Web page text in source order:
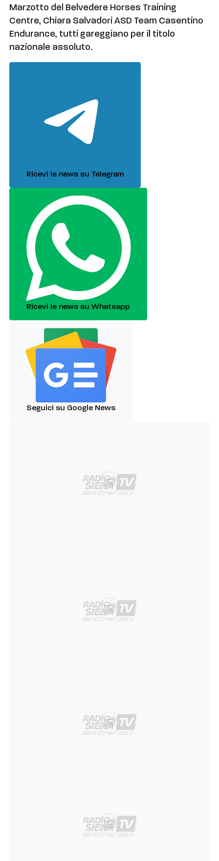
Marzotto del Belvedere Horses Training
Centre, Chiara Salvadori ASD Team Casentino
Endurance, tutti gareggiano per il titolo
nazionale assoluto.
Ricevi le news su Telegram
Ricevi le news su Whatsapp
Seguici su Google News
Ad
Ad
Ad
Ad